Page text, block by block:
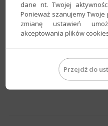
Abonament
przydatnych funkcji
dane nt. Twojej
Ponieważ szanujemy
zmianę ustawień
akceptowania plików
Przejdź do